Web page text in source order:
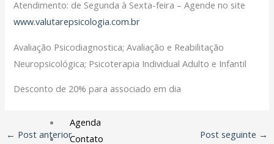
Assessoria Juridica
Convênios
Vagas/Oportunidades
Cursos
Agenda
Contato
Atendimento: de Segunda à Sexta-feira – Agende no site
www.valutarepsicologia.com.br
Avaliação Psicodiagnostica; Avaliação e Reabilitação
Neuropsicológica; Psicoterapia Individual Adulto e Infantil
Desconto de 20% para associado em dia
← Post anterior Post seguinte →